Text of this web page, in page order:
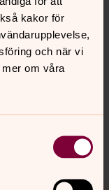
kakor för
och när vi
om våra